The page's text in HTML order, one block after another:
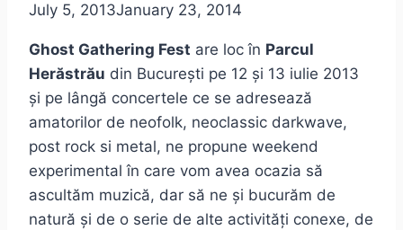
July 5, 2013January 23, 2014
Ghost Gathering Fest are loc în Parcul
Herăstrău din București pe 12 și 13 iulie 2013
și pe lângă concertele ce se adresează
amatorilor de neofolk, neoclassic darkwave,
post rock si metal, ne propune weekend
experimental în care vom avea ocazia să
ascultăm muzică, dar să ne și bucurăm de
natură și de o serie de alte activități conexe, de